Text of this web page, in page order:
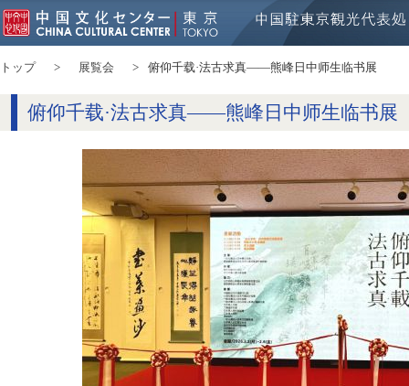
トップ 展覧会 俯仰千载·法古求真——熊峰日中师生临书展
俯仰千载·法古求真——熊峰日中师生临书展